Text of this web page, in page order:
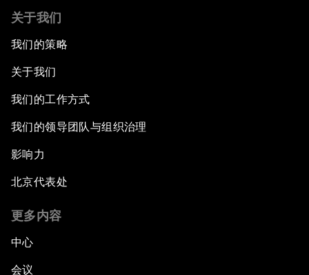
关于我们
我们的策略
关于我们
我们的工作方式
我们的领导团队与组织治理
影响力
北京代表处
更多内容
中心
会议